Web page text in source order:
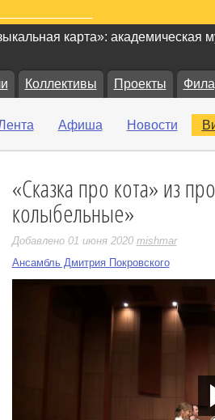
карта»: академическая
Коллективы Проекты
Афиша Новости
«Сказка про кота» из
колыбельные»
Добавлено 01 июня 2020 mishmar
Ансамбль Дмитрия Покровского